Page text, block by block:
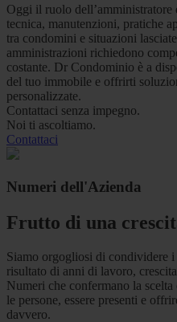
Oggi il ruolo dell’amministratore
tecnica, manutenzioni, pratiche
tra condomini e situazioni
amministrazioni richiedono
costante. Dr Condominio è a
del tuo immobile e offrirti
personalizzate.
Contattaci senza impegno.
Noi ti ascoltiamo.
Contattaci
Numeri dell'Azienda
Frutto di una
Siamo orgogliosi di condividere
risultato di anni di lavoro,
Numeri che confermano la
le persone, essere presenti e
davvero.